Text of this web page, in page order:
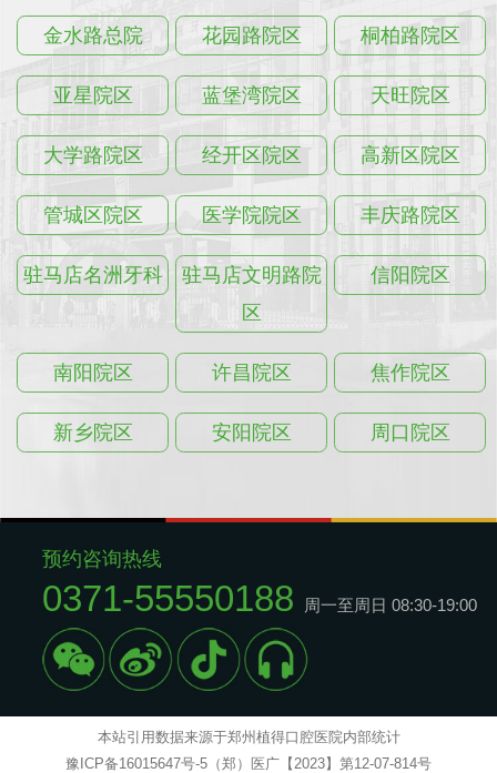
金水路总院 花园路院区 桐柏路院区
亚星院区 蓝堡湾院区 天旺院区
大学路院区 经开区院区 高新区院区
管城区院区 医学院院区 丰庆路院区
驻马店名洲牙科
驻马店文明路院
区
信阳院区
南阳院区 许昌院区 焦作院区
新乡院区 安阳院区 周口院区
预约咨询热线
0371-55550188 周一至周日 08:30-19:00
本站引用数据来源于郑州植得口腔医院内部统计
豫ICP备16015647号-5（郑）医广【2023】第12-07-814号